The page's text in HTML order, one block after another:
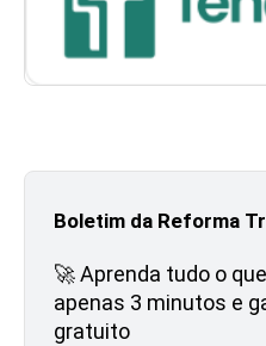
Boletim da Reforma
🚀 Aprenda tudo o
apenas 3 minutos e
gratuito